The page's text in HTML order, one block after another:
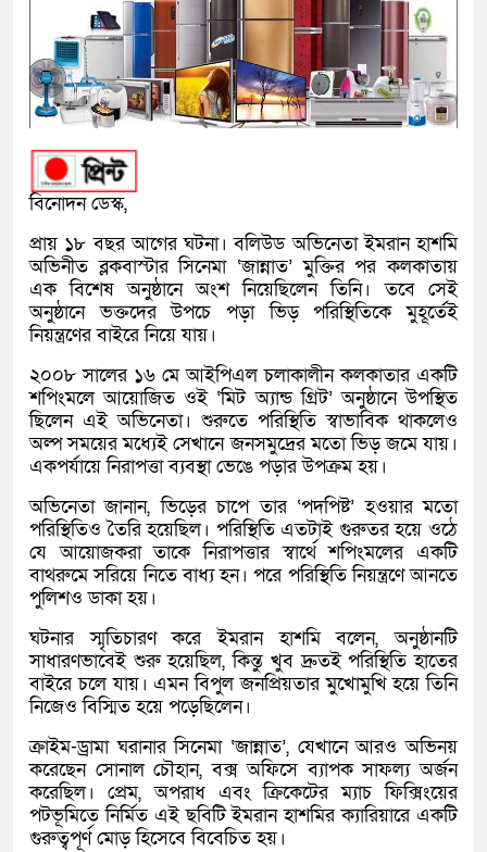
বিনোদন ডেস্ক,
প্রায় ১৮ বছর আগের ঘটনা। বলিউড অভিনেতাইমরান হাশমি
অভিনীত ব্লকবাস্টার সিনেমা ‘জান্নাত’ মুক্তির পর কলকাতায়
এক বিশেষ অনুষ্ঠানে অংশ নিয়েছিলেন তিনি। তবে সেই
অনুষ্ঠানে ভক্তদের উপচে পড়া ভিড় পরিস্থিতিকে মুহূর্তেই
নিয়ন্ত্রণের বাইরে নিয়ে যায়।
২০০৮ সালের ১৬ মে আইপিএল চলাকালীন কলকাতার একটি
শপিংমলে আয়োজিত ওই ‘মিট অ্যান্ড গ্রিট’ অনুষ্ঠানে উপস্থিত
ছিলেন এই অভিনেতা। শুরুতে পরিস্থিতি স্বাভাবিক থাকলেও
অল্প সময়ের মধ্যেই সেখানে জনসমুদ্রের মতো ভিড় জমে যায়।
একপর্যায়ে নিরাপত্তা ব্যবস্থা ভেঙে পড়ার উপক্রম হয়।
অভিনেতা জানান, ভিড়ের চাপে তার ‘পদপিষ্ট’ হওয়ার মতো
পরিস্থিতিও তৈরি হয়েছিল। পরিস্থিতি এতটাই গুরুতর হয়ে ওঠে
যে আয়োজকরা তাকে নিরাপত্তার স্বার্থে শপিংমলের একটি
বাথরুমে সরিয়ে নিতে বাধ্য হন। পরে পরিস্থিতি নিয়ন্ত্রণে আনতে
পুলিশও ডাকা হয়।
ঘটনার স্মৃতিচারণ করে ইমরান হাশমি বলেন, অনুষ্ঠানটি
সাধারণভাবেই শুরু হয়েছিল, কিন্তু খুব দ্রুতই পরিস্থিতি হাতের
বাইরে চলে যায়। এমন বিপুল জনপ্রিয়তার মুখোমুখি হয়ে তিনি
নিজেও বিস্মিত হয়ে পড়েছিলেন।
ক্রাইম-ড্রামা ঘরানার সিনেমা ‘জান্নাত’, যেখানে আরও অভিনয়
করেছেন সোনাল চৌহান, বক্স অফিসে ব্যাপক সাফল্য অর্জন
করেছিল। প্রেম, অপরাধ এবং ক্রিকেটের ম্যাচ ফিক্সিংয়ের
পটভূমিতে নির্মিত এই ছবিটি ইমরান হাশমির ক্যারিয়ারে একটি
গুরুত্বপূর্ণ মোড় হিসেবে বিবেচিত হয়।